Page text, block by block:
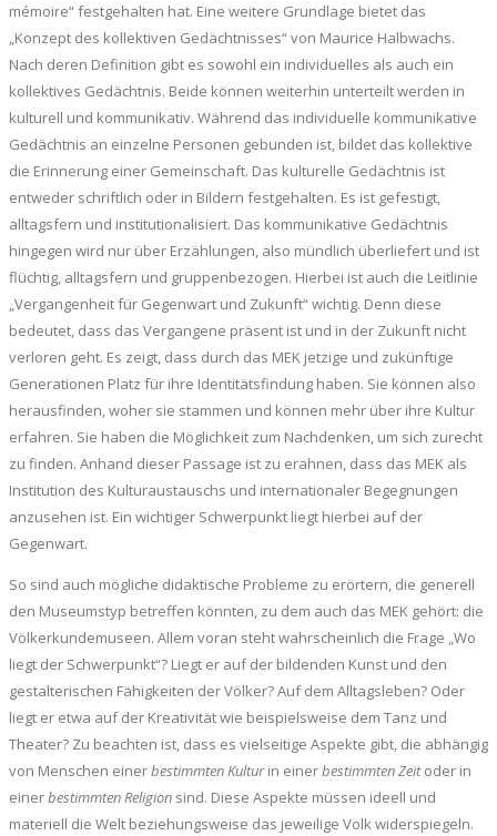
mémoire“ festgehalten hat. Eine weitere Grundlage bietet das
„Konzept des kollektiven Gedächtnisses“ von Maurice Halbwachs.
Nach deren Definition gibt es sowohl ein individuelles als auch ein
kollektives Gedächtnis. Beide können weiterhin unterteilt werden in
kulturell und kommunikativ. Während das individuelle kommunikative
Gedächtnis an einzelne Personen gebunden ist, bildet das kollektive
die Erinnerung einer Gemeinschaft. Das kulturelle Gedächtnis ist
entweder schriftlich oder in Bildern festgehalten. Es ist gefestigt,
alltagsfern und institutionalisiert. Das kommunikative Gedächtnis
hingegen wird nur über Erzählungen, also mündlich überliefert und ist
flüchtig, alltagsfern und gruppenbezogen. Hierbei ist auch die Leitlinie
„Vergangenheit für Gegenwart und Zukunft“ wichtig. Denn diese
bedeutet, dass das Vergangene präsent ist und in der Zukunft nicht
verloren geht. Es zeigt, dass durch das MEK jetzige und zukünftige
Generationen Platz für ihre Identitätsfindung haben. Sie können also
herausfinden, woher sie stammen und können mehr über ihre Kultur
erfahren. Sie haben die Möglichkeit zum Nachdenken, um sich zurecht
zu finden. Anhand dieser Passage ist zu erahnen, dass das MEK als
Institution des Kulturaustauschs und internationaler Begegnungen
anzusehen ist. Ein wichtiger Schwerpunkt liegt hierbei auf der
Gegenwart.
So sind auch mögliche didaktische Probleme zu erörtern, die generell
den Museumstyp betreffen könnten, zu dem auch das MEK gehört: die
Völkerkundemuseen. Allem voran steht wahrscheinlich die Frage „Wo
liegt der Schwerpunkt“? Liegt er auf der bildenden Kunst und den
gestalterischen Fähigkeiten der Völker? Auf dem Alltagsleben? Oder
liegt er etwa auf der Kreativität wie beispielsweise dem Tanz und
Theater? Zu beachten ist, dass es vielseitige Aspekte gibt, die abhängig
von Menschen einerbestimmten Kulturin einerbestimmten Zeitoder in
einerbestimmten Religion sind. Diese Aspekte müssen ideell und
materiell die Welt beziehungsweise das jeweilige Volk widerspiegeln.